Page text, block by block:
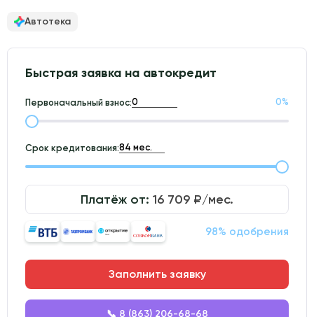
Автотека
Быстрая заявка на автокредит
Первоначальный взнос: 0%
Срок кредитования:
Платёж от: 16 709 ₽/мес.
98% одобрения
Заполнить заявку
📞 8 (863) 206-68-68